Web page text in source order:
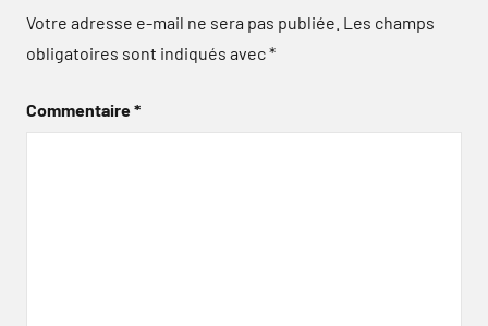
Votre adresse e-mail ne sera pas publiée. Les champs
obligatoires sont indiqués avec*
Commentaire*